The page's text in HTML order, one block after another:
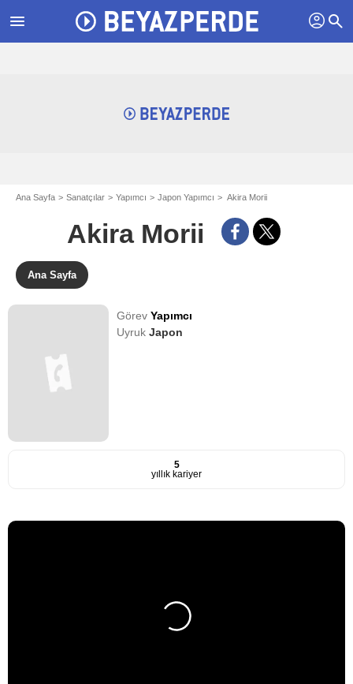
menu profil search
Ana Sayfa Sanatçılar Yapımcı Japon Yapımcı Akira Morii
Akira Morii
Ana Sayfa
GörevYapımcı
UyrukJapon
5
yıllık kariyer